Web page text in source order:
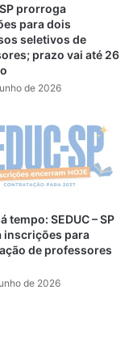
prorroga
para dois
seletivos de
prazo vai até 26
de 2026
tempo: SEDUC – SP
inscrições para
de professores
de 2026